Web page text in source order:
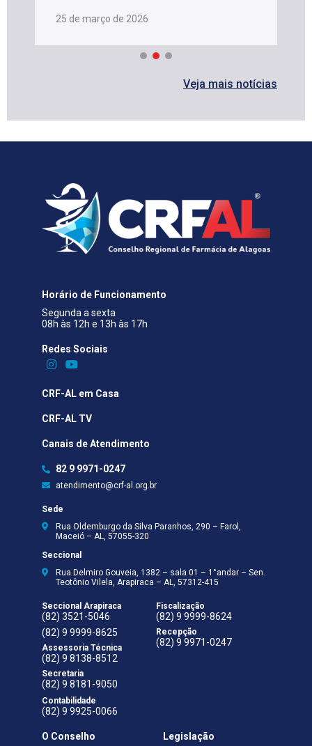
25 de março de 2026
Veja mais notícias
Horário de Funcionamento
Segunda a sexta
08h às 12h e 13h às 17h
Redes Sociais​
CRF-AL em Casa
CRF-AL TV
Canais de Atendimento
82 9 9971-0247
atendimento@crf-al.org.br
Sede
Rua Oldemburgo da Silva Paranhos, 290 – Farol,
Maceió – AL, 57055-320
Seccional
Rua Delmiro Gouveia, 1382 – sala 01 – 1°andar – Sen.
Teotônio Vilela, Arapiraca – AL, 57312-415
Seccional Arapiraca
(82) 3521-5046
(82) 9 9999-8625
Assessoria Técnica
(82) 9 8138-8512
Secretaria
(82) 9 8181-9050
Contabilidade
(82) 9 9925-0066
Fiscalização
(82) 9 9999-8624
Recepção
(82) 9 9971-0247
O Conselho Legislação